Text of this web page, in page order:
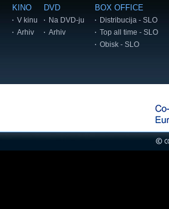
KINO
V kinu
Arhiv
DVD
Na DVD-ju
Arhiv
BOX OFFICE
Distribucija - SLO
Top all time - SLO
Obisk - SLO